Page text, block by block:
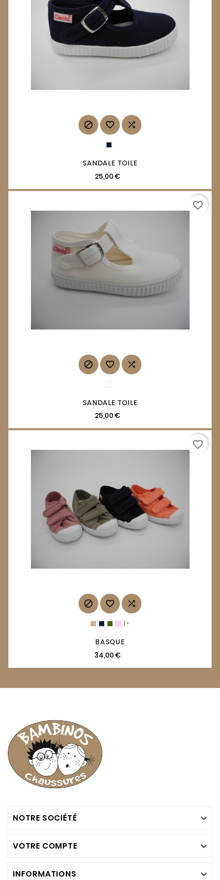
  
SANDALE TOILE
25,00 €
  
SANDALE TOILE
25,00 €
favorite_border
  
1 
BASQUE
34,00 €
favorite_border
NOTRE SOCIÉTÉ 
VOTRE COMPTE 
INFORMATIONS 